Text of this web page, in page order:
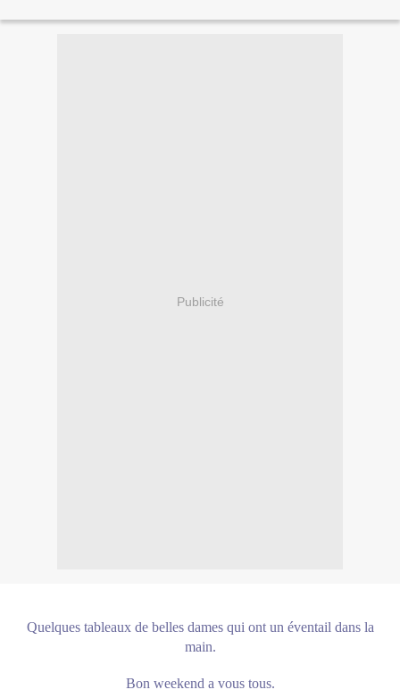
Publicité
Quelques tableaux de belles dames qui ont un éventail dans la
main.
Bon weekend a vous tous.